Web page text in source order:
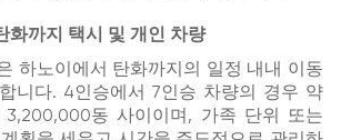
화까지 택시 및 개인 차량
하노이에서 탄화까지의 일정 내내 이동
니다. 4인승에서 7인승 차량의 경우 약
3,200,000동 사이이며, 가족 단위 또는